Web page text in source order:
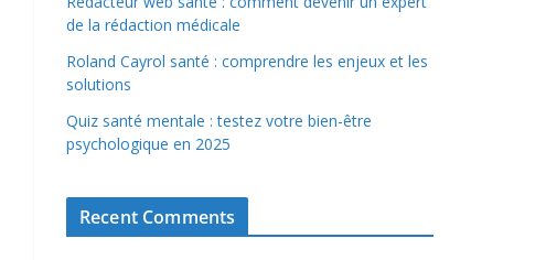
de la rédaction médicale
Roland Cayrol santé : comprendre les enjeux et les
solutions
Quiz santé mentale : testez votre bien-être
psychologique en 2025
Recent Comments